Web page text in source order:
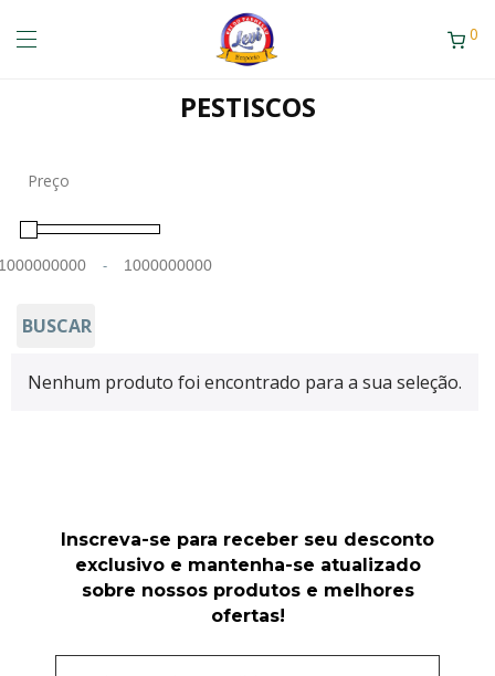
0
PESTISCOS
Preço
-
BUSCAR
Nenhum produto foi encontrado para a sua seleção.
Inscreva-se para receber seu desconto
exclusivo e mantenha-se atualizado
sobre nossos produtos e melhores
ofertas!